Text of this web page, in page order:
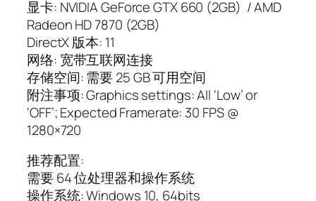
显卡: NVIDIA GeForce GTX 660 (2GB) / AMD
Radeon HD 7870 (2GB)
DirectX 版本: 11
网络: 宽带互联网连接
存储空间: 需要 25 GB 可用空间
附注事项: Graphics settings: All ‘Low’ or
‘OFF’; Expected Framerate: 30 FPS @
1280×720
推荐配置:
需要 64 位处理器和操作系统
操作系统: Windows 10, 64bits